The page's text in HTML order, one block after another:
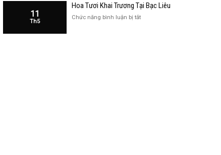
Bạc
Liêu
Khai
11
Th5
Hoa Tươi Khai Trương Tại Bạc Liêu
Chức năng bình luận bị tắtở